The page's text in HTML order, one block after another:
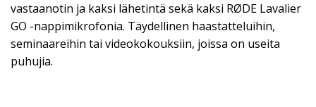
vastaanotin ja kaksi lähetintä sekä kaksi RØDE Lavalier
GO -nappimikrofonia. Täydellinen haastatteluihin,
seminaareihin tai videokokouksiin, joissa on useita
puhujia.